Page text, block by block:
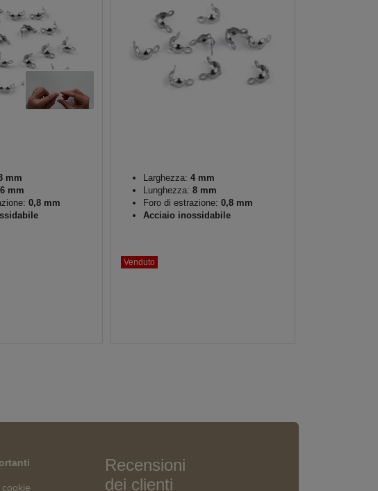
mm
6 mm
0,8 mm
Larghezza: 4 mm
Lunghezza: 8 mm
Foro di estrazione: 0,8 mm
Acciaio inossidabile
Venduto
Recensioni
dei clienti